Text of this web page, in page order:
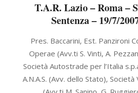
T.A.R. Lazio – Roma –
Sentenza – 19/7/
07-
19
Pres. Baccarini, Est. Panzironi
Operae (Avv.ti S. Vinti, A.
Società Autostrade per l’Italia
A.N.A.S. (Avv. dello Stato), Società